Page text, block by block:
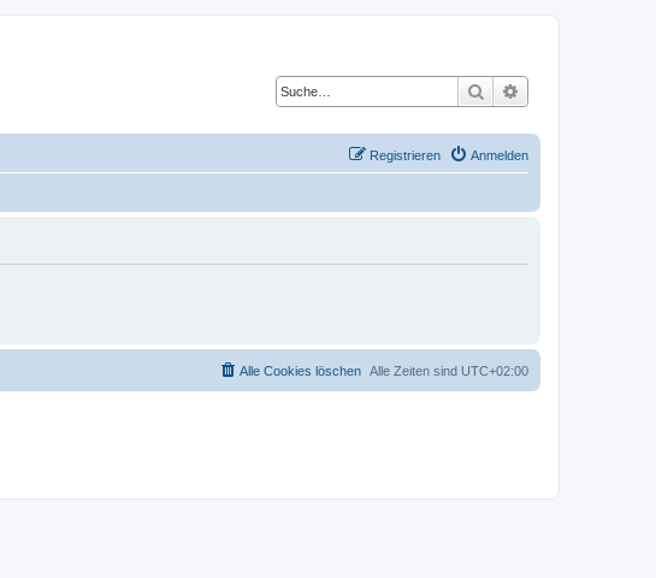
Suche
Anmelden
Registrieren
Alle Zeiten sind UTC+02:00
Alle Cookies löschen